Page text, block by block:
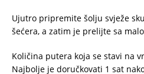
Ujutro pripremite šolju svježe
šećera, a zatim je prelijte sa
Količina putera koja se stavi na
Najbolje je doručkovati 1 sat